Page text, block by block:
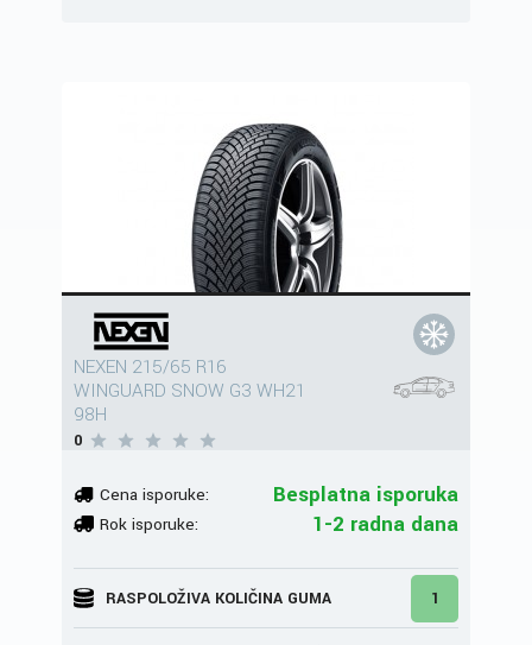
NEXEN 215/65 R16
WINGUARD SNOW G3 WH21
98H
0
Cena isporuke: Besplatna isporuka
Rok isporuke: 1-2 radna dana
RASPOLOŽIVA KOLIČINA GUMA 1